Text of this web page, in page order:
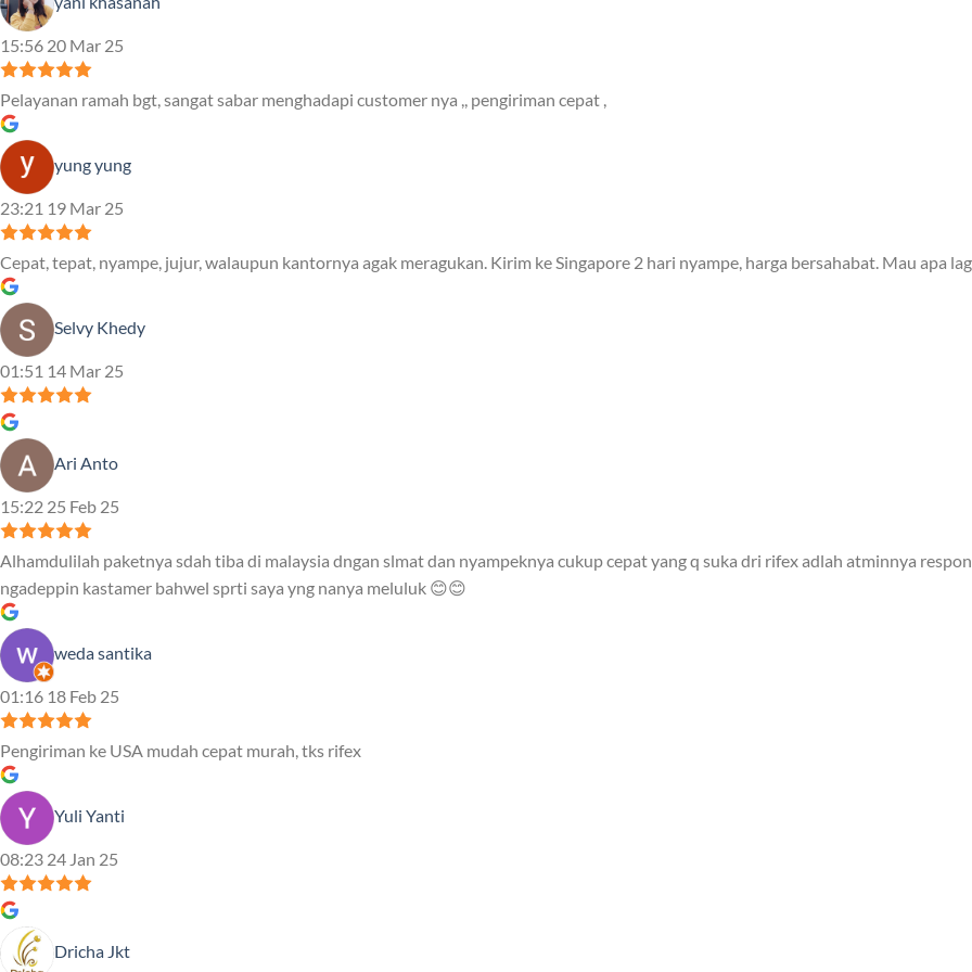
15:56 20 Mar 25
Pelayanan ramah bgt, sangat sabar menghadapi customer nya ,, pengiriman cepat ,
yung yung
23:21 19 Mar 25
Cepat, tepat, nyampe, jujur, walaupun kantornya agak meragukan. Kirim ke Singapore 2 hari nyampe, harga bersahabat. Mau apa
Selvy Khedy
01:51 14 Mar 25
Ari Anto
15:22 25 Feb 25
Alhamdulilah paketnya sdah tiba di malaysia dngan slmat dan nyampeknya cukup cepat yang q suka dri rifex adlah atminnya
ngadeppin kastamer bahwel sprti saya yng nanya meluluk 😊😊
weda santika
01:16 18 Feb 25
Pengiriman ke USA mudah cepat murah, tks rifex
Yuli Yanti
08:23 24 Jan 25
Dricha Jkt